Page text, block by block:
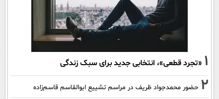
1 «تجرد قطعی»، انتخابی جدید برای سبک زندگی
2 حضور محمدجواد ظریف در مراسم تشییع ابوالقاسم قاسم‌زاده